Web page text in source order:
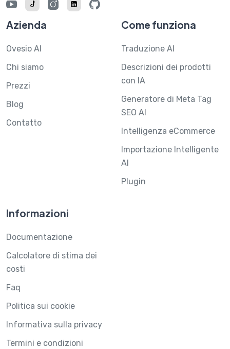
Azienda
Ovesio AI
Chi siamo
Prezzi
Blog
Contatto
Come funziona
Traduzione AI
Descrizioni dei prodotti
con IA
Generatore di Meta Tag
SEO AI
Intelligenza eCommerce
Importazione Intelligente
AI
Plugin
Informazioni
Documentazione
Calcolatore di stima dei
costi
Faq
Politica sui cookie
Informativa sulla privacy
Termini e condizioni